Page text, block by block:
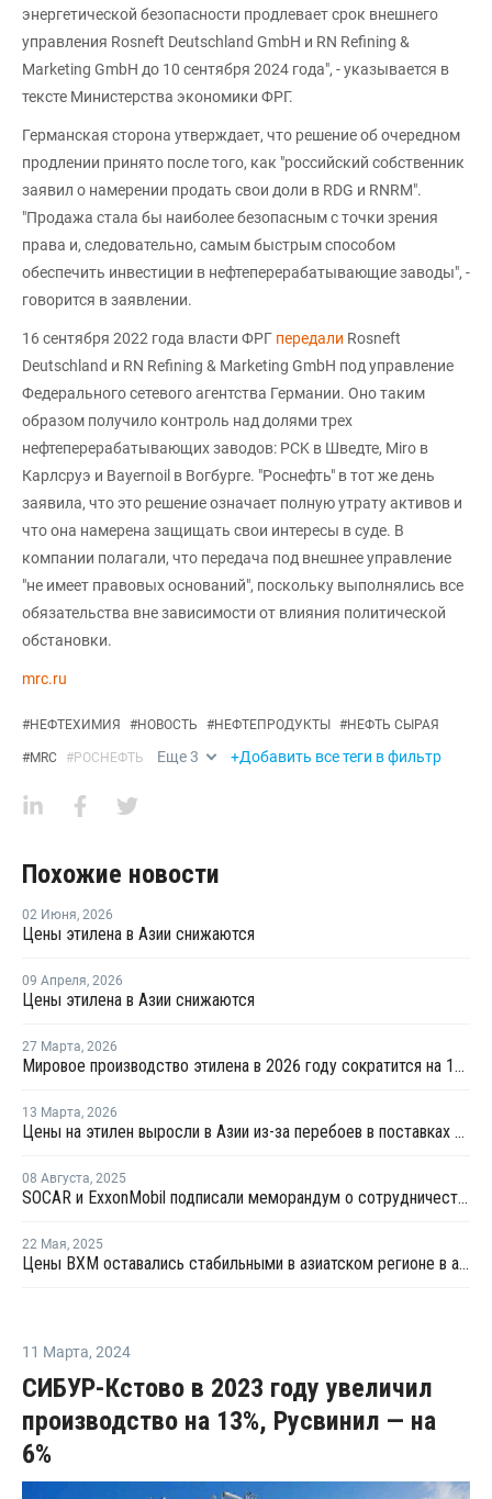
энергетической безопасности продлевает срок внешнего
управления Rosneft Deutschland GmbH и RN Refining &
Marketing GmbH до 10 сентября 2024 года", - указывается в
тексте Министерства экономики ФРГ.
Германская сторона утверждает, что решение об очередном
продлении принято после того, как "российский собственник
заявил о намерении продать свои доли в RDG и RNRM".
"Продажа стала бы наиболее безопасным с точки зрения
права и, следовательно, самым быстрым способом
обеспечить инвестиции в нефтеперерабатывающие заводы", -
говорится в заявлении.
16 сентября 2022 года власти ФРГ передали Rosneft
Deutschland и RN Refining & Marketing GmbH под управление
Федерального сетевого агентства Германии. Оно таким
образом получило контроль над долями трех
нефтеперерабатывающих заводов: PCK в Шведте, Miro в
Карлсруэ и Bayernoil в Вогбурге. "Роснефть" в тот же день
заявила, что это решение означает полную утрату активов и
что она намерена защищать свои интересы в суде. В
компании полагали, что передача под внешнее управление
"не имеет правовых оснований", поскольку выполнялись все
обязательства вне зависимости от влияния политической
обстановки.
mrc.ru
#НЕФТЕХИМИЯ #НОВОСТЬ #НЕФТЕПРОДУКТЫ #НЕФТЬ СЫРАЯ
#MRC #РОСНЕФТЬ Еще3 +Добавить все теги в фильтр
Похожие новости
02 Июня, 2026
Цены этилена в Азии снижаются
09 Апреля, 2026
Цены этилена в Азии снижаются
27 Марта, 2026
Мировое производство этилена в 2026 году сократится на 12% на фоне конфликта на Ближнем Востоке
13 Марта, 2026
Цены на этилен выросли в Азии из-за перебоев в поставках и повышения цен на энергоносители
08 Августа, 2025
SOCAR и ExxonMobil подписали меморандум о сотрудничестве
22 Мая, 2025
Цены ВХМ оставались стабильными в азиатском регионе в апреле
11 Марта, 2024
СИБУР-Кстово в 2023 году увеличил
производство на 13%, Русвинил — на
6%